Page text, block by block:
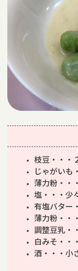
枝豆・・・
じゃがいも
薄力粉・・
塩・・・少
有塩バター
薄力粉・・
調整豆乳・
白みそ・・
酒・・・小